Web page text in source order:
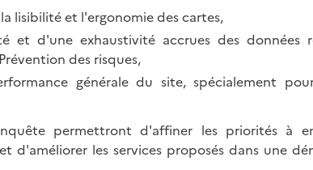
lisibilité et l'ergonomie des cartes,
et d'une exhaustivité accrues des données
des risques,
générale du site, spécialement
permettront d'affiner les priorités à
d'améliorer les services proposés dans une